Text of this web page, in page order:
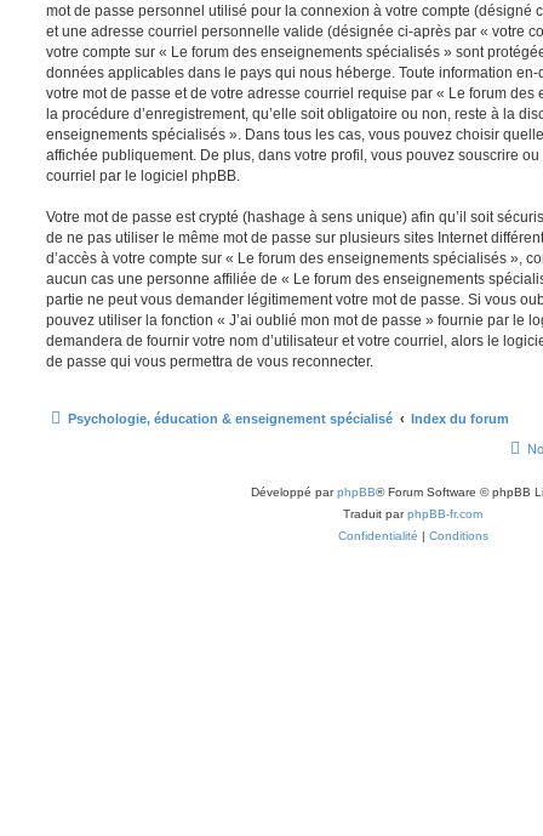
mot de passe personnel utilisé pour la connexion à votre compte (désigné
et une adresse courriel personnelle valide (désignée ci-après par « votre
votre compte sur « Le forum des enseignements spécialisés » sont
données applicables dans le pays qui nous héberge. Toute information en-
votre mot de passe et de votre adresse courriel requise par « Le forum
la procédure d’enregistrement, qu’elle soit obligatoire ou non, reste à la
enseignements spécialisés ». Dans tous les cas, vous pouvez choisir
affichée publiquement. De plus, dans votre profil, vous pouvez souscrire
courriel par le logiciel phpBB.
Votre mot de passe est crypté (hashage à sens unique) afin qu’il soit
de ne pas utiliser le même mot de passe sur plusieurs sites Internet
d’accès à votre compte sur « Le forum des enseignements spécialisés »,
aucun cas une personne affiliée de « Le forum des enseignements
partie ne peut vous demander légitimement votre mot de passe. Si vous
pouvez utiliser la fonction « J’ai oublié mon mot de passe » fournie par le
demandera de fournir votre nom d’utilisateur et votre courriel, alors le
de passe qui vous permettra de vous reconnecter.
Psychologie, éducation & enseignement spécialisé Index du forum
Développé parphpBB® Forum Software © phpBB
Traduit parphpBB-fr.com
Confidentialité | Conditions